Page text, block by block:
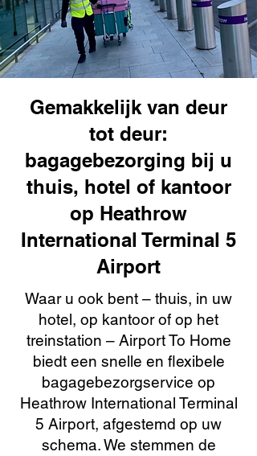
Gemakkelijk van deur
tot deur:
bagagebezorging bij u
thuis, hotel of kantoor
op Heathrow
International Terminal 5
Airport
Waar u ook bent – thuis, in uw
hotel, op kantoor of op het
treinstation – Airport To Home
biedt een snelle en flexibele
bagagebezorgservice op
Heathrow International Terminal
5 Airport, afgestemd op uw
schema. We stemmen de